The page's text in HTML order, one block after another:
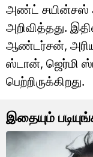
அண்ட் சயின்சஸ்
அறிவித்தது.
ஆண்டர்சன்,
ஸ்டான், ஜெர்மி
பெற்றிருக்கிறது.
இதையும்